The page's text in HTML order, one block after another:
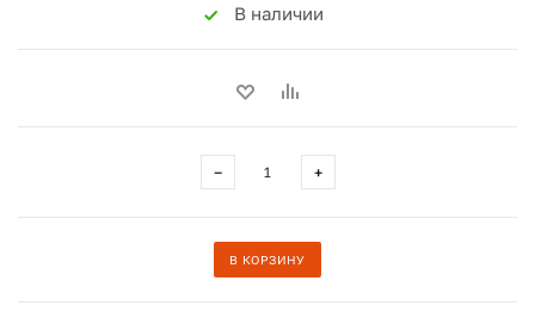
В наличии
− +
В КОРЗИНУ